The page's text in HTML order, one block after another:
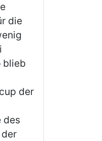
die
blieb
der
des